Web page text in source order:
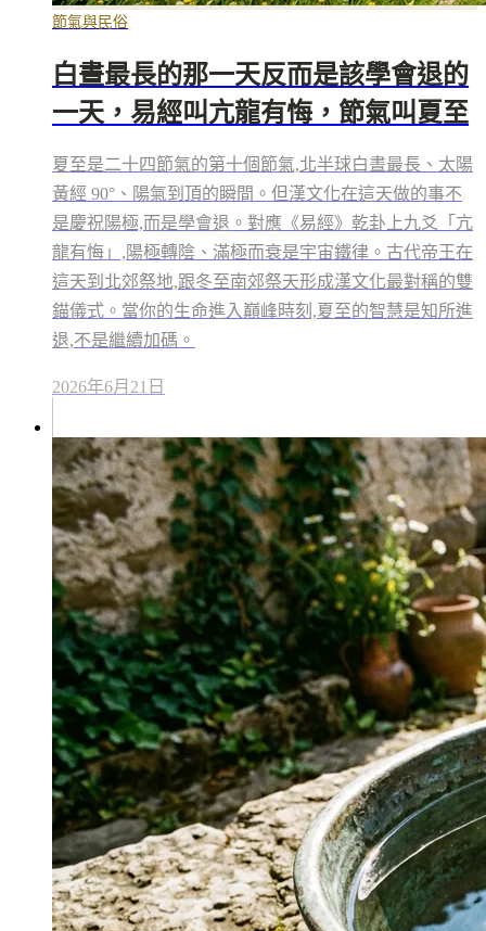
節氣與民俗
白晝最長的那一天反而是該學會退的
一天，易經叫亢龍有悔，節氣叫夏至
夏至是二十四節氣的第十個節氣,北半球白晝最長、太陽
黃經 90°、陽氣到頂的瞬間。但漢文化在這天做的事不
是慶祝陽極,而是學會退。對應《易經》乾卦上九爻「亢
龍有悔」,陽極轉陰、滿極而衰是宇宙鐵律。古代帝王在
這天到北郊祭地,跟冬至南郊祭天形成漢文化最對稱的雙
錨儀式。當你的生命進入巔峰時刻,夏至的智慧是知所進
退,不是繼續加碼。
2026年6月21日